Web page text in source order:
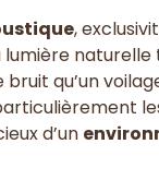
,
qu’un
d’un